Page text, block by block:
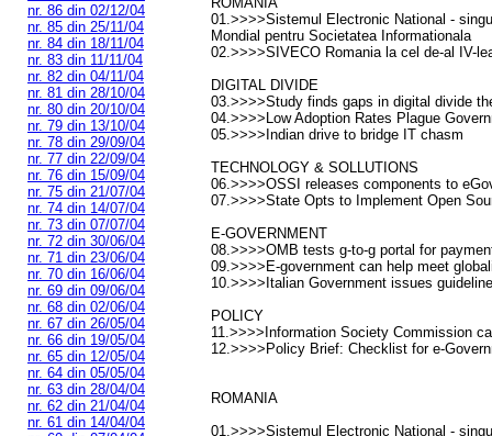
nr. 86 din 02/12/04
nr. 85 din 25/11/04
nr. 84 din 18/11/04
nr. 83 din 11/11/04
nr. 82 din 04/11/04
nr. 81 din 28/10/04
nr. 80 din 20/10/04
nr. 79 din 13/10/04
nr. 78 din 29/09/04
nr. 77 din 22/09/04
nr. 76 din 15/09/04
nr. 75 din 21/07/04
nr. 74 din 14/07/04
nr. 73 din 07/07/04
nr. 72 din 30/06/04
nr. 71 din 23/06/04
nr. 70 din 16/06/04
nr. 69 din 09/06/04
nr. 68 din 02/06/04
nr. 67 din 26/05/04
nr. 66 din 19/05/04
nr. 65 din 12/05/04
nr. 64 din 05/05/04
nr. 63 din 28/04/04
nr. 62 din 21/04/04
nr. 61 din 14/04/04
01.>>>>Sistemul Electronic National -
Mondial pentru Societatea Informationala
02.>>>>SIVECO Romania la cel de-al IV-
DIGITAL DIVIDE
03.>>>>Study finds gaps in digital divide
04.>>>>Low Adoption Rates Plague
05.>>>>Indian drive to bridge IT chasm
TECHNOLOGY & SOLLUTIONS
06.>>>>OSSI releases components to
07.>>>>State Opts to Implement Open
E-GOVERNMENT
08.>>>>OMB tests g-to-g portal for
09.>>>>E-government can help meet
10.>>>>Italian Government issues
POLICY
11.>>>>Information Society Commission
12.>>>>Policy Brief: Checklist for e-
ROMANIA
01.>>>>Sistemul Electronic National -